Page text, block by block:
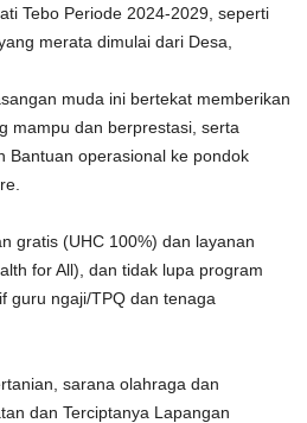
Tebo Periode 2024-2029, seperti
merata dimulai dari Desa,
muda ini bertekat memberikan
mampu dan berprestasi, serta
Bantuan operasional ke pondok
gratis (UHC 100%) dan layanan
for All), dan tidak lupa program
guru ngaji/TPQ dan tenaga
sarana olahraga dan
dan Terciptanya Lapangan